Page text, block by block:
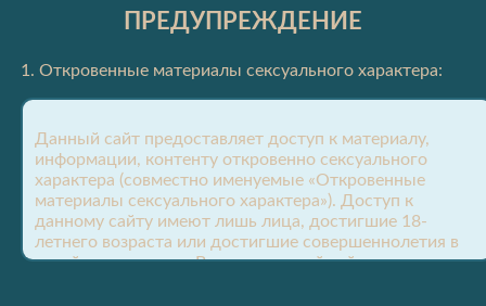
ПРЕДУПРЕЖДЕНИЕ
1. Откровенные материалы сексуального характера:
Данный сайт предоставляет доступ к материалу,
информации, контенту откровенно сексуального
характера (совместно именуемые «Откровенные
материалы сексуального характера»). Доступ к
данному сайту имеют лишь лица, достигшие 18-
летнего возраста или достигшие совершеннолетия в
своей юрисдикции. Вход на данный сайт запрещен,